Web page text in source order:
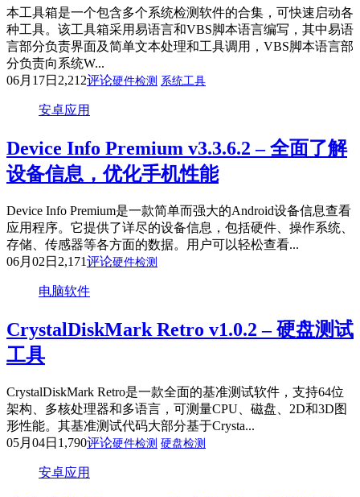
本工具箱是一个包含多个系统检测软件的合集，可快速启动各
种工具。该工具箱采用易语言和VBS脚本语言编写，其中易语
言部分负责界面及简单文本处理和工具调用，VBS脚本语言部
分负责向系统W...
06月17日 2,212评论硬件检测 系统工具
安卓应用
Device Info Premium v3.3.6.2 – 全面了解
设备信息，优化手机性能
Device Info Premium是一款简单而强大的Android设备信息查看
应用程序。它提供了详尽的设备信息，包括硬件、操作系统、
存储、传感器等各方面的数据。用户可以轻松查看...
06月02日 2,171评论硬件检测
电脑软件
CrystalDiskMark Retro v1.0.2 – 硬盘测试
工具
CrystalDiskMark Retro是一款全面的基准测试软件，支持64位
架构、多核处理器和多语言，可测量CPU、磁盘、2D和3D图
形性能。其基准测试代码大部分基于Crysta...
05月04日 1,790评论硬件检测 硬盘检测
安卓应用